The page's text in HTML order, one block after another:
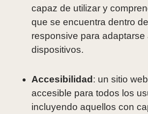
capaz de utilizar y
que se encuentra dentro
responsive para adaptarse
dispositivos.
Accesibilidad : un sitio
accesible para todos los
incluyendo aquellos con